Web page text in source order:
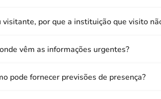
visitante, por que a instituição que visito
vêm as informações urgentes?
pode fornecer previsões de presença?